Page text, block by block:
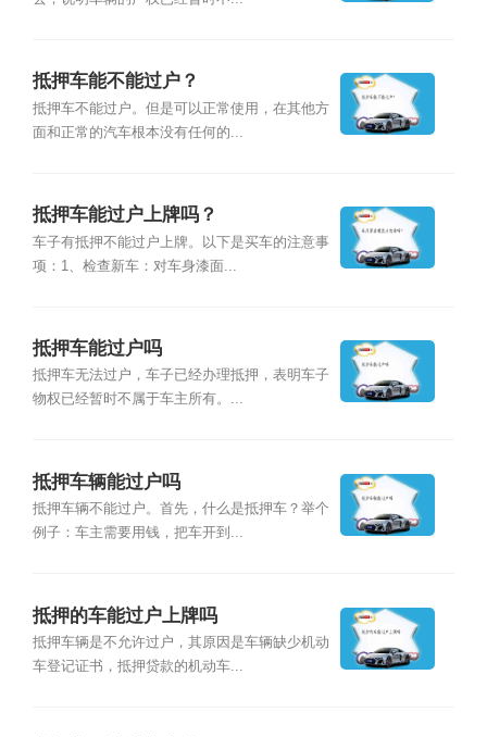
抵押车能不能过户？
抵押车不能过户。但是可以正常使用，在其他方
面和正常的汽车根本没有任何的...
抵押车能过户上牌吗？
车子有抵押不能过户上牌。以下是买车的注意事
项：1、检查新车：对车身漆面...
抵押车能过户吗
抵押车无法过户，车子已经办理抵押，表明车子
物权已经暂时不属于车主所有。...
抵押车辆能过户吗
抵押车辆不能过户。首先，什么是抵押车？举个
例子：车主需要用钱，把车开到...
抵押的车能过户上牌吗
抵押车辆是不允许过户，其原因是车辆缺少机动
车登记证书，抵押贷款的机动车...